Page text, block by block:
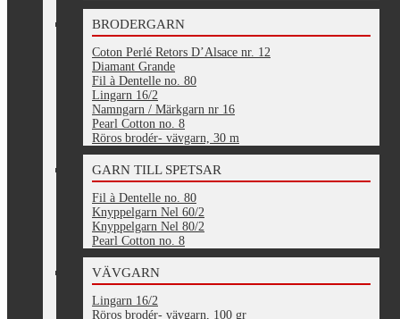
BRODERGARN
Coton Perlé Retors D’Alsace nr. 12
Diamant Grande
Fil à Dentelle no. 80
Lingarn 16/2
Namngarn / Märkgarn nr 16
Pearl Cotton no. 8
Röros brodér- vävgarn, 30 m
GARN TILL SPETSAR
Fil à Dentelle no. 80
Knyppelgarn Nel 60/2
Knyppelgarn Nel 80/2
Pearl Cotton no. 8
VÄVGARN
Lingarn 16/2
Röros brodér- vävgarn, 100 gr